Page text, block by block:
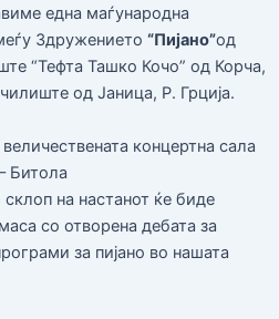
една маѓународна
Здружението “Пијано”од
“Тефта Ташко Кочо” од Корча,
од Јаница, Р. Грција.
концертна сала
Битола
на настанот ќе биде
со отворена дебата за
за пијано во нашата